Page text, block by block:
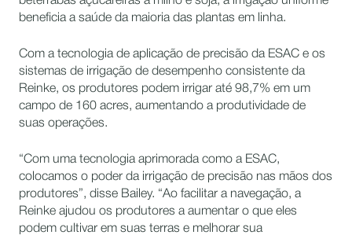
beneficia a saúde da maioria das plantas em linha.
Com a tecnologia de aplicação de precisão da ESAC e os
sistemas de irrigação de desempenho consistente da
Reinke, os produtores podem irrigar até 98,7% em um
campo de 160 acres, aumentando a produtividade de
suas operações.
“Com uma tecnologia aprimorada como a ESAC,
colocamos o poder da irrigação de precisão nas mãos dos
produtores”, disse Bailey. “Ao facilitar a navegação, a
Reinke ajudou os produtores a aumentar o que eles
podem cultivar em suas terras e melhorar sua